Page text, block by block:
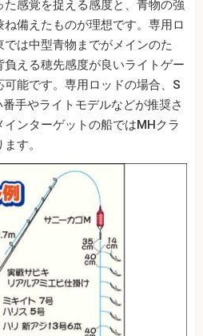
感覚を捉える感度と、青物の強
備えたものが理想です。専用ロ
は中型青物までがメインのた
える穂先感度が良いライトゲー
能です。専用ロッドの場合、S
手やライトモデルなどが推奨さ
ンターゲットの船ではMHクラ
す。